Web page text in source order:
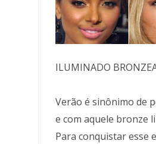
ILUMINADO
Verão é sinônimo de
e com aquele bronze
Para conquistar esse